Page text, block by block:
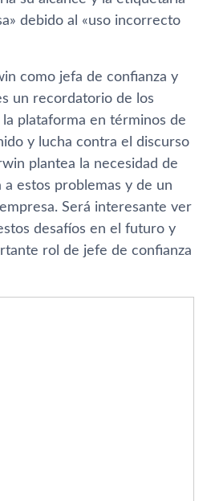
debido al «uso incorrecto
como jefa de confianza y
un recordatorio de los
plataforma en términos de
y lucha contra el discurso
plantea la necesidad de
estos problemas y de un
Será interesante ver
desafíos en el futuro y
rol de jefe de confianza